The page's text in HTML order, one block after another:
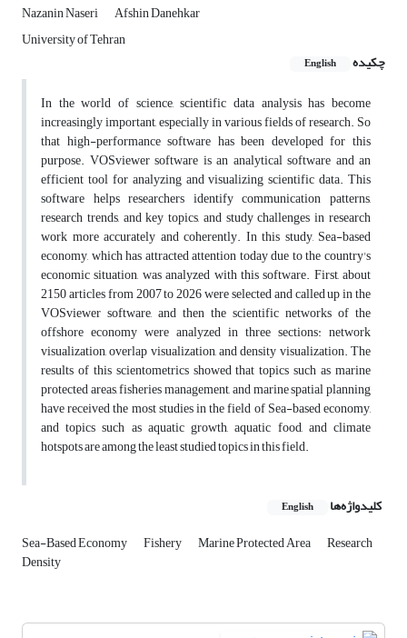
Nazanin Naseri
Afshin Danehkar
University of Tehran
چکیده
English
In the world of science, scientific data analysis has become
increasingly important, especially in various fields of research. So
that high-performance software has been developed for this
purpose. VOSviewer software is an analytical software and an
efficient tool for analyzing and visualizing scientific data. This
software helps researchers identify communication patterns,
research trends, and key topics, and study challenges in research
work more accurately and coherently. In this study, Sea-based
economy, which has attracted attention today due to the country's
economic situation, was analyzed with this software. First, about
2150 articles from 2007 to 2026 were selected and called up in the
VOSviewer software, and then the scientific networks of the
offshore economy were analyzed in three sections: network
visualization, overlap visualization, and density visualization. The
results of this scientometrics showed that topics such as marine
protected areas, fisheries management, and marine spatial planning
have received the most studies in the field of Sea-based economy,
and topics such as aquatic growth, aquatic food, and climate
hotspots are among the least studied topics in this field.
کلیدواژه‌ها English
Sea-Based Economy Fishery Marine Protected Area Research
Density